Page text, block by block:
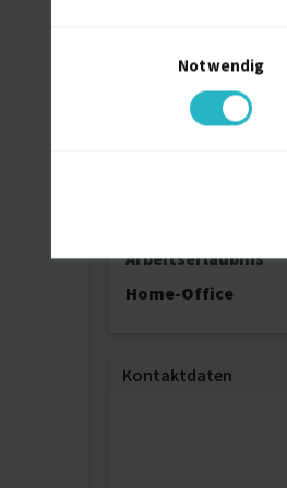
Notwendig
Sprache
Arbeitserlaubnis
Home-Office
Kontaktdaten